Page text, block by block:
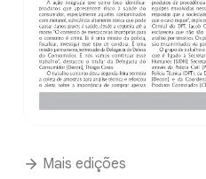
Mais edições